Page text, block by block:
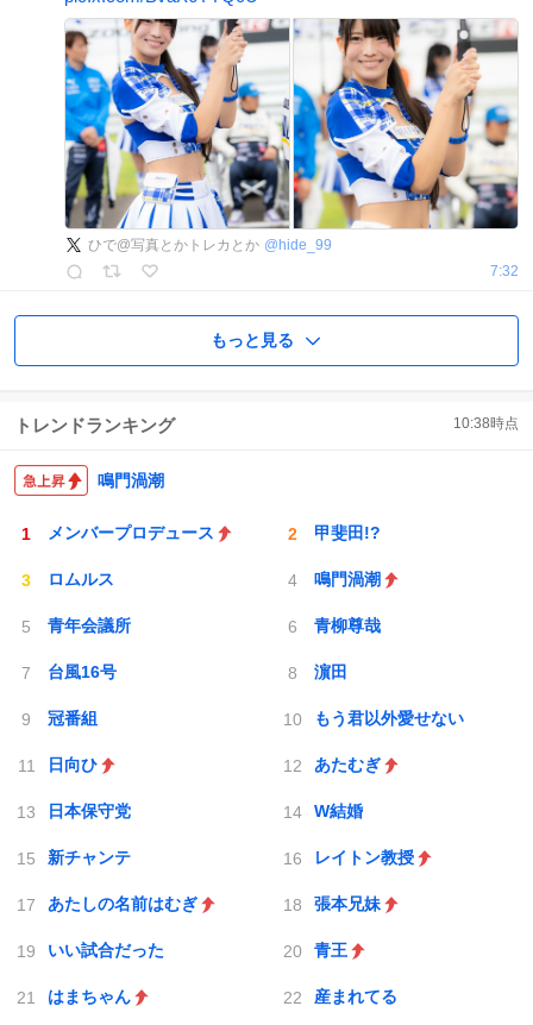
ひで@写真とかトレカとか @ hide_99
7:32
もっと見る
トレンドランキング 10:38時点
鳴門渦潮
メンバープロデュース 甲斐田!?
ロムルス 鳴門渦潮
青年会議所 青柳尊哉
台風16号 濵田
冠番組 もう君以外愛せない
日向ひ あたむぎ
日本保守党 W結婚
新チャンテ レイトン教授
あたしの名前はむぎ 張本兄妹
いい試合だった 青王
はまちゃん 産まれてる